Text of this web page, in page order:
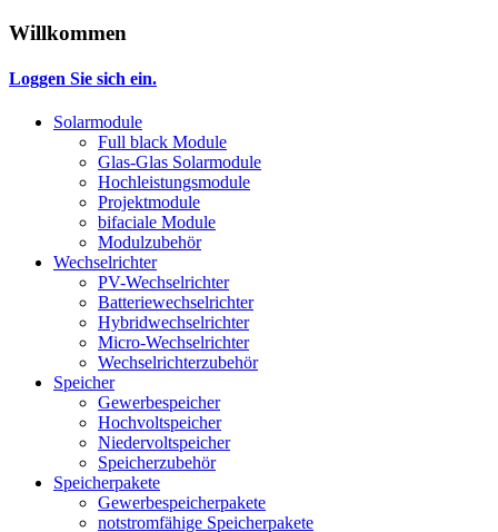
Willkommen
Loggen Sie sich ein.
Solarmodule
Full black Module
Glas-Glas Solarmodule
Hochleistungsmodule
Projektmodule
bifaciale Module
Modulzubehör
Wechselrichter
PV-Wechselrichter
Batteriewechselrichter
Hybridwechselrichter
Micro-Wechselrichter
Wechselrichterzubehör
Speicher
Gewerbespeicher
Hochvoltspeicher
Niedervoltspeicher
Speicherzubehör
Speicherpakete
Gewerbespeicherpakete
notstromfähige Speicherpakete